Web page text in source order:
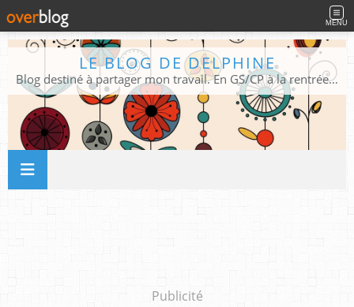
MENU
LE BLOG DE DELPHINE
Blog destiné à partager mon travail. En GS/CP à la rentrée 2026/2027 !
Publicité